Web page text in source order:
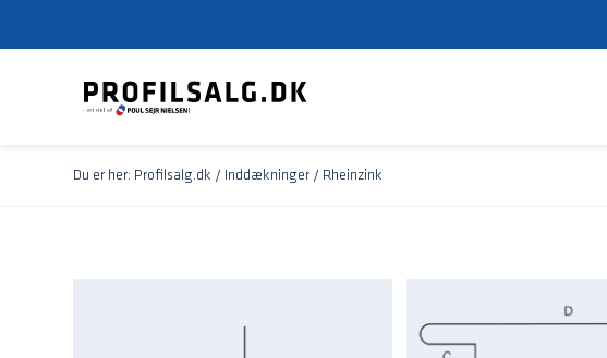
Du er her: Profilsalg.dk / Inddækninger / Rheinzink